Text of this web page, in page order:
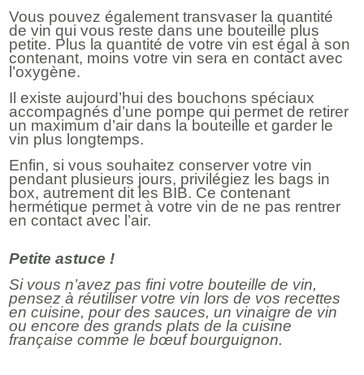
Vous pouvez également transvaser la quantité
de vin qui vous reste dans une bouteille plus
petite. Plus la quantité de votre vin est égal à son
contenant, moins votre vin sera en contact avec
l’oxygène.
Il existe aujourd’hui des bouchons spéciaux
accompagnés d’une pompe qui permet de retirer
un maximum d’air dans la bouteille et garder le
vin plus longtemps.
Enfin, si vous souhaitez conserver votre vin
pendant plusieurs jours, privilégiez les bags in
box, autrement dit les BIB. Ce contenant
hermétique permet à votre vin de ne pas rentrer
en contact avec l’air.
Petite astuce !
Si vous n’avez pas fini votre bouteille de vin,
pensez à réutiliser votre vin lors de vos recettes
en cuisine, pour des sauces, un vinaigre de vin
ou encore des grands plats de la cuisine
française comme le bœuf bourguignon.